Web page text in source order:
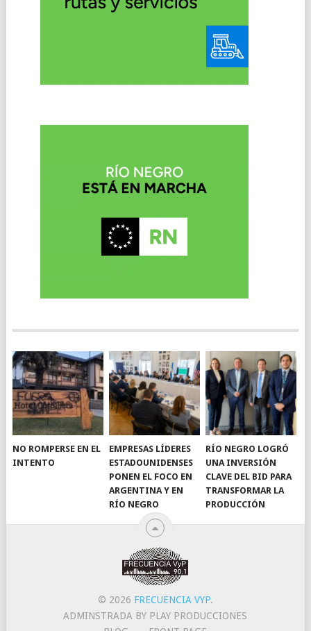
NO ROMPERSE EN EL
INTENTO
EMPRESAS LÍDERES
ESTADOUNIDENSES
PONEN EL FOCO EN
ARGENTINA Y EN
RÍO NEGRO
RÍO NEGRO LOGRÓ
UNA INVERSIÓN
CLAVE DEL BID PARA
TRANSFORMAR LA
PRODUCCIÓN
© 2026 FRECUENCIA VYP.
ADMINSTRADA BY PLAY PRODUCCIONES